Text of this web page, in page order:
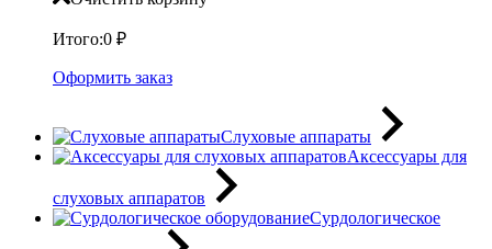
Итого:0 ₽
Оформить заказ
Слуховые аппараты
Аксессуары для
слуховых аппаратов
Сурдологическое